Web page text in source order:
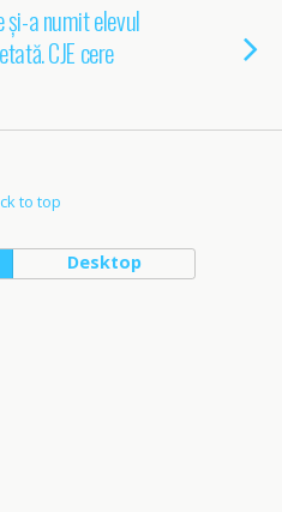
a numit elevul
CJE cere
to top
Desktop